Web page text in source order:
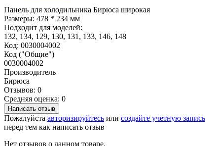
Панель для холодильника Бирюса широкая
Размеры: 478 * 234 мм
Подходит для моделей:
132, 134, 129, 130, 131, 133, 146, 148
Код: 0030004002
Код ("Общие")
0030004002
Производитель
Бирюса
Отзывов: 0
Средняя оценка: 0
Написать отзыв
Пожалуйста авторизируйтесь или создайте учетную запись
перед тем как написать отзыв
Нет отзывов о данном товаре.